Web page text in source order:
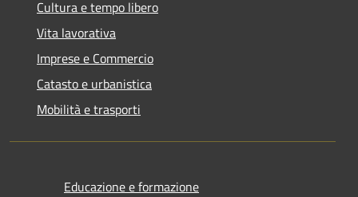
Cultura e tempo libero
Vita lavorativa
Imprese e Commercio
Catasto e urbanistica
Mobilità e trasporti
Educazione e formazione